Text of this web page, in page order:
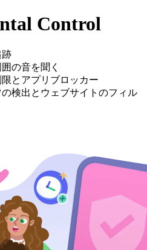
Control
跡
の音を聞く
とアプリブロッカー
検出とウェブサイトのフィル